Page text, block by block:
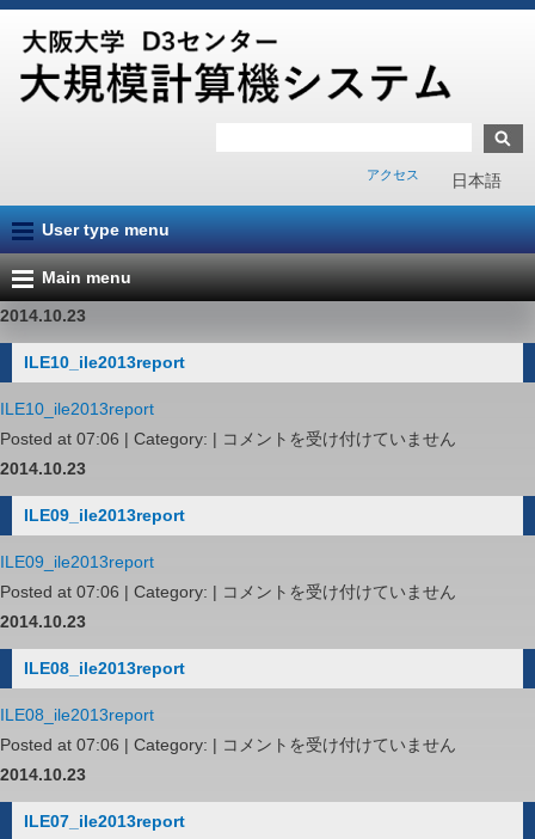
日本語
アクセス
User type menu
Main menu
2014.10.23
ILE10_ile2013report
ILE10_ile2013report
Posted at 07:06 | Category: | ILE10_ile2013report
コメントを受け付けていません
2014.10.23
ILE09_ile2013report
ILE09_ile2013report
Posted at 07:06 | Category: | ILE09_ile2013report
コメントを受け付けていません
2014.10.23
ILE08_ile2013report
ILE08_ile2013report
Posted at 07:06 | Category: | ILE08_ile2013report
コメントを受け付けていません
2014.10.23
ILE07_ile2013report